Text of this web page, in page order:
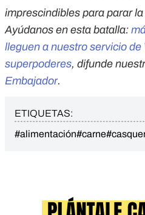
imprescindibles para parar
Ayúdanos en esta batalla:
lleguen a nuestro servicio de
superpoderes, difunde
Embajador.
ETIQUETAS:
#alimentación#carne